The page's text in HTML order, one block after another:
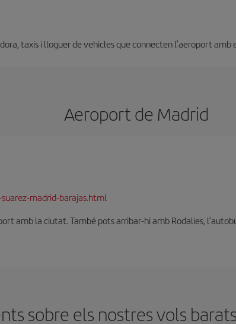
taxis i lloguer de vehicles que connecten l’aeroport amb
Aeroport de Madrid
madrid-barajas.html
amb la ciutat. També pots arribar-hi amb Rodalies,
sobre els nostres vols